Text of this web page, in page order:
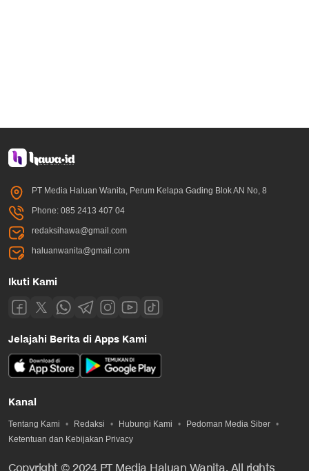
PT Media Haluan Wanita, Perum Kelapa Gading Blok AN No, 8
Phone: 085 2413 407 04
redaksihawa@gmail.com
haluanwanita@gmail.com
Ikuti Kami
Jelajahi Berita di Apps Kami
Kanal
Tentang Kami Redaksi Hubungi Kami
Pedoman Media Siber
Ketentuan dan Kebijakan Privacy